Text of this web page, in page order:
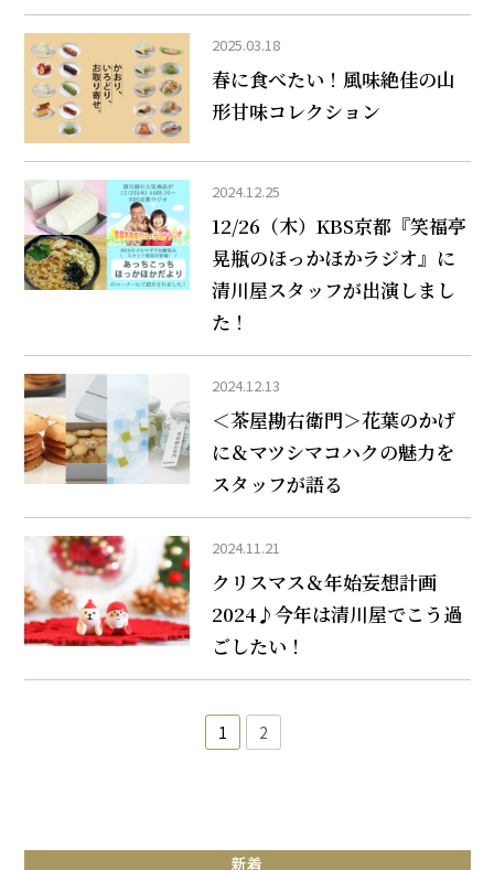
2025.03.18
春に食べたい！風味絶佳の山
形甘味コレクション
2024.12.25
12/26（木）KBS京都『笑福亭
晃瓶のほっかほかラジオ』に
清川屋スタッフが出演しまし
た！
2024.12.13
＜茶屋勘右衛門＞花葉のかげ
に＆マツシマコハクの魅力を
スタッフが語る
2024.11.21
クリスマス＆年始妄想計画
2024♪今年は清川屋でこう過
ごしたい！
1 2
新着